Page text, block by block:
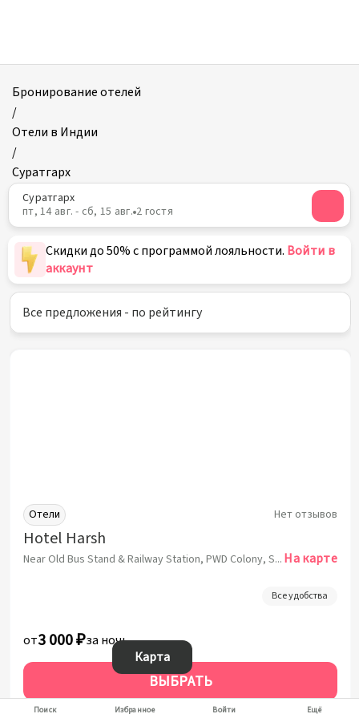
Бронирование отелей
/
Отели в Индии
/
Суратгарх
Суратгарх
пт, 14 авг. - сб, 15 авг. 2 гостя
Скидки до 50% с программой лояльности. Войти в
аккаунт
Все предложения - по рейтингу
Отели
Hotel Harsh
Near Old Bus Stand & Railway Station, PWD Colony, Suratgarh, Rajasthan 335804, India, Suratgarh, Суратгарх На карте
Нет отзывов
Все удобства
от3 000 ₽за ночь
ВЫБРАТЬ
За 1 ночь от: 3 000 ₽
Карта
Поиск Избранное Войти Ещё